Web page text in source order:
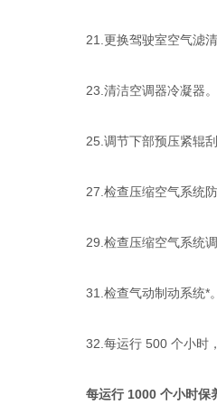
21.更换驾驶室空气滤清
23.清洁空调器冷凝器。
25.调节下部预压紧辊刮
27.检查压缩空气系统防
29.检查压缩空气系统调
31.检查气动制动系统*。
32.每运行 500 个小时，
每运行 1000 个小时保